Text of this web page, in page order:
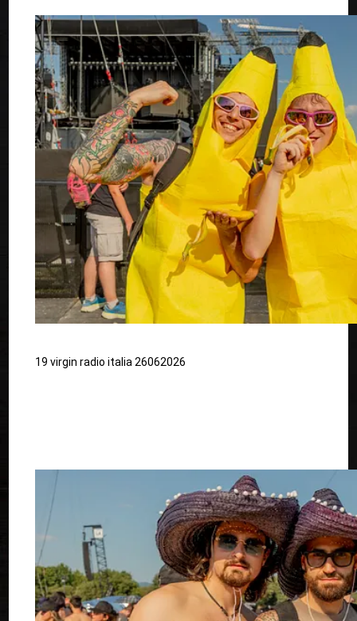
19 virgin radio italia 26062026